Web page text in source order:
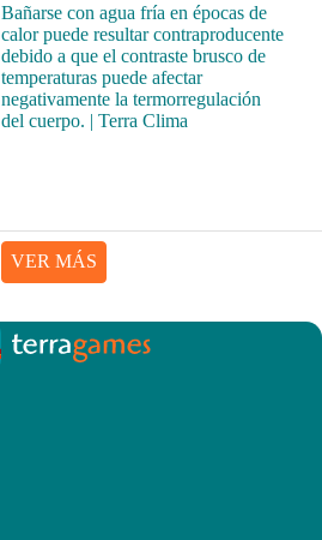
Bañarse con agua fría en épocas de
calor puede resultar contraproducente
debido a que el contraste brusco de
temperaturas puede afectar
negativamente la termorregulación
del cuerpo. | Terra Clima
VER MÁS